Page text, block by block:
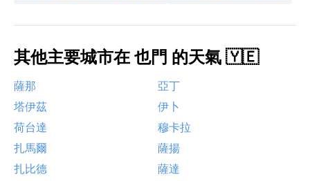
其他主要城市在 也門 的天氣 🇾🇪
薩那
亞丁
塔伊茲
伊卜
荷台達
穆卡拉
扎馬爾
薩揚
扎比德
薩達